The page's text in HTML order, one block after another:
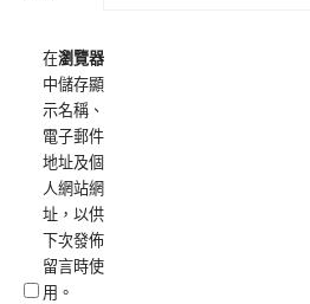
在瀏覽器
中儲存顯
示名稱、
電子郵件
地址及個
人網站網
址，以供
下次發佈
留言時使
用。